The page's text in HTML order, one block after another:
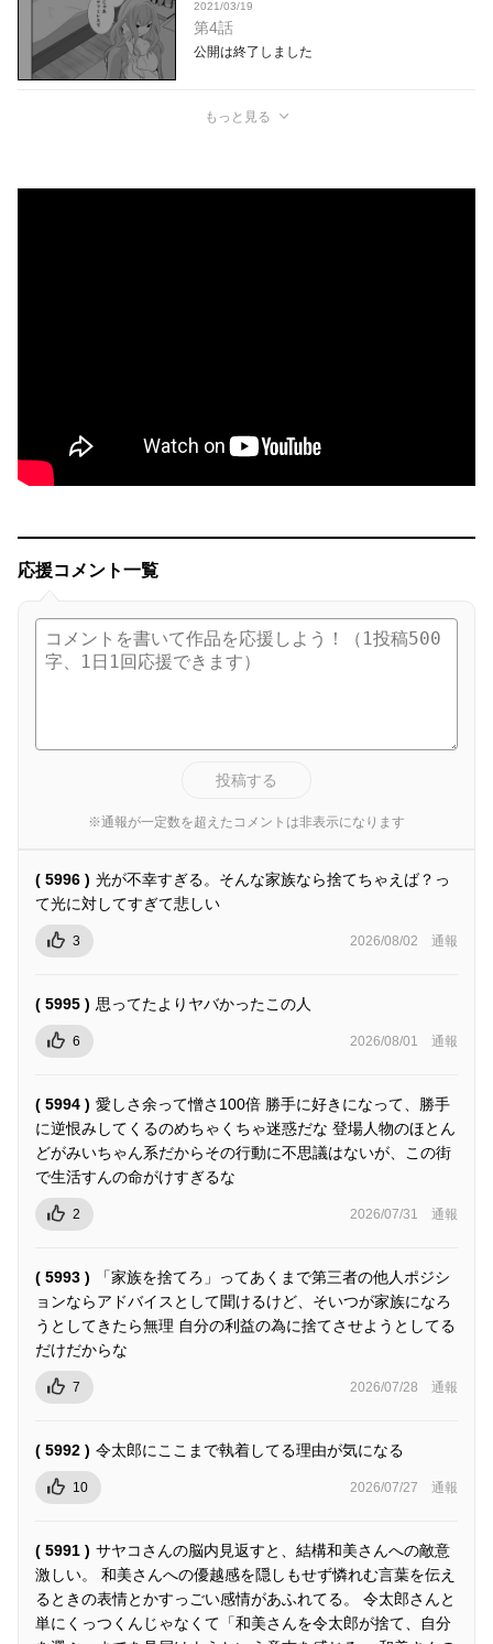
2021/03/19
第4話
公開は終了しました
もっと見る
応援コメント一覧
投稿する
※通報が一定数を超えたコメントは非表示になります
( 5996 ) 光が不幸すぎる。そんな家族なら捨てちゃえば？っ
て光に対してすぎて悲しい
3 2026/08/02 通報
( 5995 ) 思ってたよりヤバかったこの人
6 2026/08/01 通報
( 5994 ) 愛しさ余って憎さ100倍 勝手に好きになって、勝手
に逆恨みしてくるのめちゃくちゃ迷惑だな 登場人物のほとん
どがみいちゃん系だからその行動に不思議はないが、この街
で生活すんの命がけすぎるな
2 2026/07/31 通報
( 5993 )
「家族を捨てろ」ってあくまで第三者の他人ポジシ
ョンならアドバイスとして聞けるけど、そいつが家族になろ
うとしてきたら無理 自分の利益の為に捨てさせようとしてる
だけだからな
7 2026/07/28 通報
( 5992 ) 令太郎にここまで執着してる理由が気になる
10 2026/07/27 通報
( 5991 ) サヤコさんの脳内見返すと、結構和美さんへの敵意
激しい。 和美さんへの優越感を隠しもせず憐れむ言葉を伝え
るときの表情とかすっごい感情があふれてる。 令太郎さんと
単にくっつくんじゃなくて「和美さんを令太郎が捨て、自分